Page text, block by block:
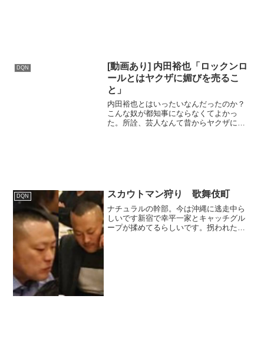
DQN
[動画あり] 内田裕也「ロックンロ
ールとはヤクザに媚びを売るこ
と」
内田裕也とはいったいなんだったのか？
こんな奴が都知事にならなくてよかっ
た。所詮、芸人なんて昔からヤクザにケ
DQN スカウトマン狩り 歌舞伎町
ナチュラルの幹部。今は沖縄に逃走中ら
しいです新宿で幸平一家とキャッチグル
ープが揉めてるらしいです。拐われたナ